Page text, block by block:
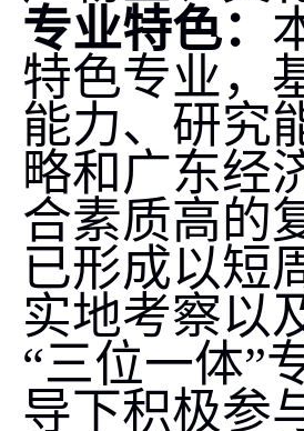
专业特色：
特色专业，
能力、研究
略和广东经
合素质高的
已形成以短
实地考察以
“三位一体”
导下积极参